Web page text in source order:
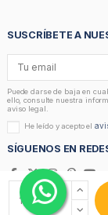
SUSCRÍBETE A
Puede darse de baja en
ello, consulte nuestra
aviso legal.
He leído y acepto el
SÍGUENOS EN